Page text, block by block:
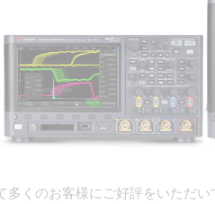
多くのお客様にご好評をいただ